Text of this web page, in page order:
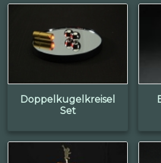
Doppelkugelkreisel
Set